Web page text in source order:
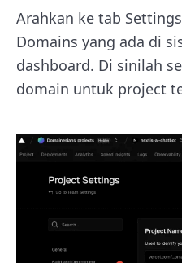
Arahkan ke tab
Domains yang ada di
dashboard. Di sinilah
domain untuk project